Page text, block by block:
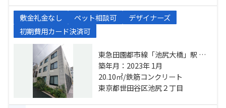
敷金礼金なし ペット相談可
デザイナーズ
初期費用カード決済可
東急田園都市線「池尻大橋」駅 徒
歩4分 京王井の頭線「駒場東大前」
駅 徒歩21分 東急東横線「祐天寺」
駅 徒歩22分
築年月：2023年 1月
20.10㎡/鉄筋コンクリート
東京都世田谷区池尻２丁目